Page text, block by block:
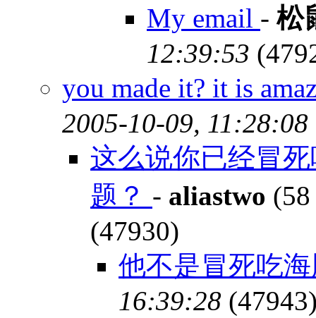
My email - 松
12:39:53
you made it? it is
2005-10-09, 11:28:08
这么说你已经冒
题？ - aliastwo
(47930)
他不是冒死吃
16:39:28